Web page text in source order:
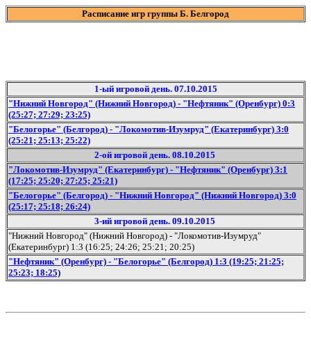
Расписание игр группы Б. Белгород
1-ый игровой день. 07.10.2015
"Нижний Новгород" (Нижний Новгород) - "Нефтяник" (Оренбург) 0:3
(25:27; 27:29; 23:25)
"Белогорье" (Белгород) - "Локомотив-Изумруд" (Екатеринбург) 3:0
(25:21; 25:13; 25:22)
2-ой игровой день. 08.10.2015
"Локомотив-Изумруд" (Екатеринбург) - "Нефтяник" (Оренбург) 3:1
(17:25; 25:20; 27:25; 25:21)
"Белогорье" (Белгород) - "Нижний Новгород" (Нижний Новгород) 3:0
(25:17; 25:18; 26:24)
3-ий игровой день. 09.10.2015
"Нижний Новгород" (Нижний Новгород) - "Локомотив-Изумруд"
(Екатеринбург) 1:3 (16:25; 24:26; 25:21; 20:25)
"Нефтяник" (Оренбург) - "Белогорье" (Белгород) 1:3 (19:25; 21:25;
25:23; 18:25)